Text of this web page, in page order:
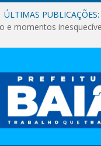
ÚLTIMAS PUBLICAÇÕES:
e momentos inesquecíveis